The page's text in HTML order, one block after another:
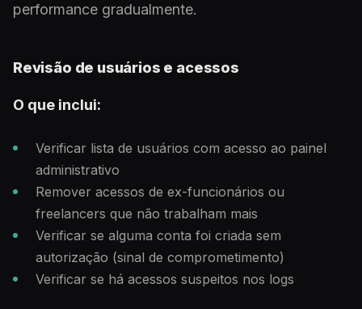
performance gradualmente.
Revisão de usuários e acessos
O que inclui:
Verificar lista de usuários com acesso ao painel
administrativo
Remover acessos de ex-funcionários ou
freelancers que não trabalham mais
Verificar se alguma conta foi criada sem
autorização (sinal de comprometimento)
Verificar se há acessos suspeitos nos logs